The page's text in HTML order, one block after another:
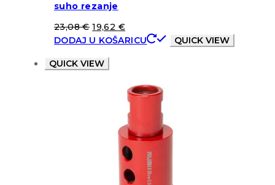
suho rezanje
23,08€ 19,62 €
DODAJ U KOŠARICU
QUICK VIEW
QUICK VIEW